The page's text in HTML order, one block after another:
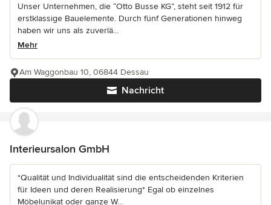
Unser Unternehmen, die “Otto Busse KG”, steht seit 1912 für
erstklassige Bauelemente. Durch fünf Generationen hinweg
haben wir uns als zuverlä...
Mehr
Nachricht
Am Waggonbau 10, 06844 Dessau
Interieursalon GmbH
*Qualität und Individualität sind die entscheidenden Kriterien
für Ideen und deren Realisierung* Egal ob einzelnes
Möbelunikat oder ganze W...